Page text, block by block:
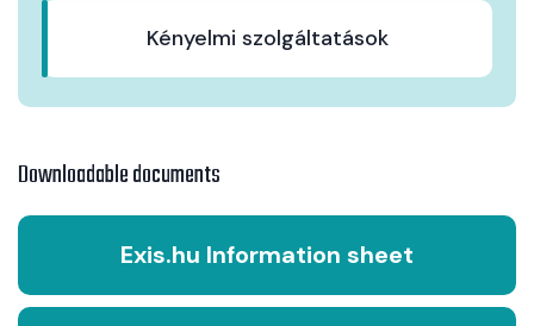
Kényelmi szolgáltatások
Downloadable documents
Exis.hu Information sheet